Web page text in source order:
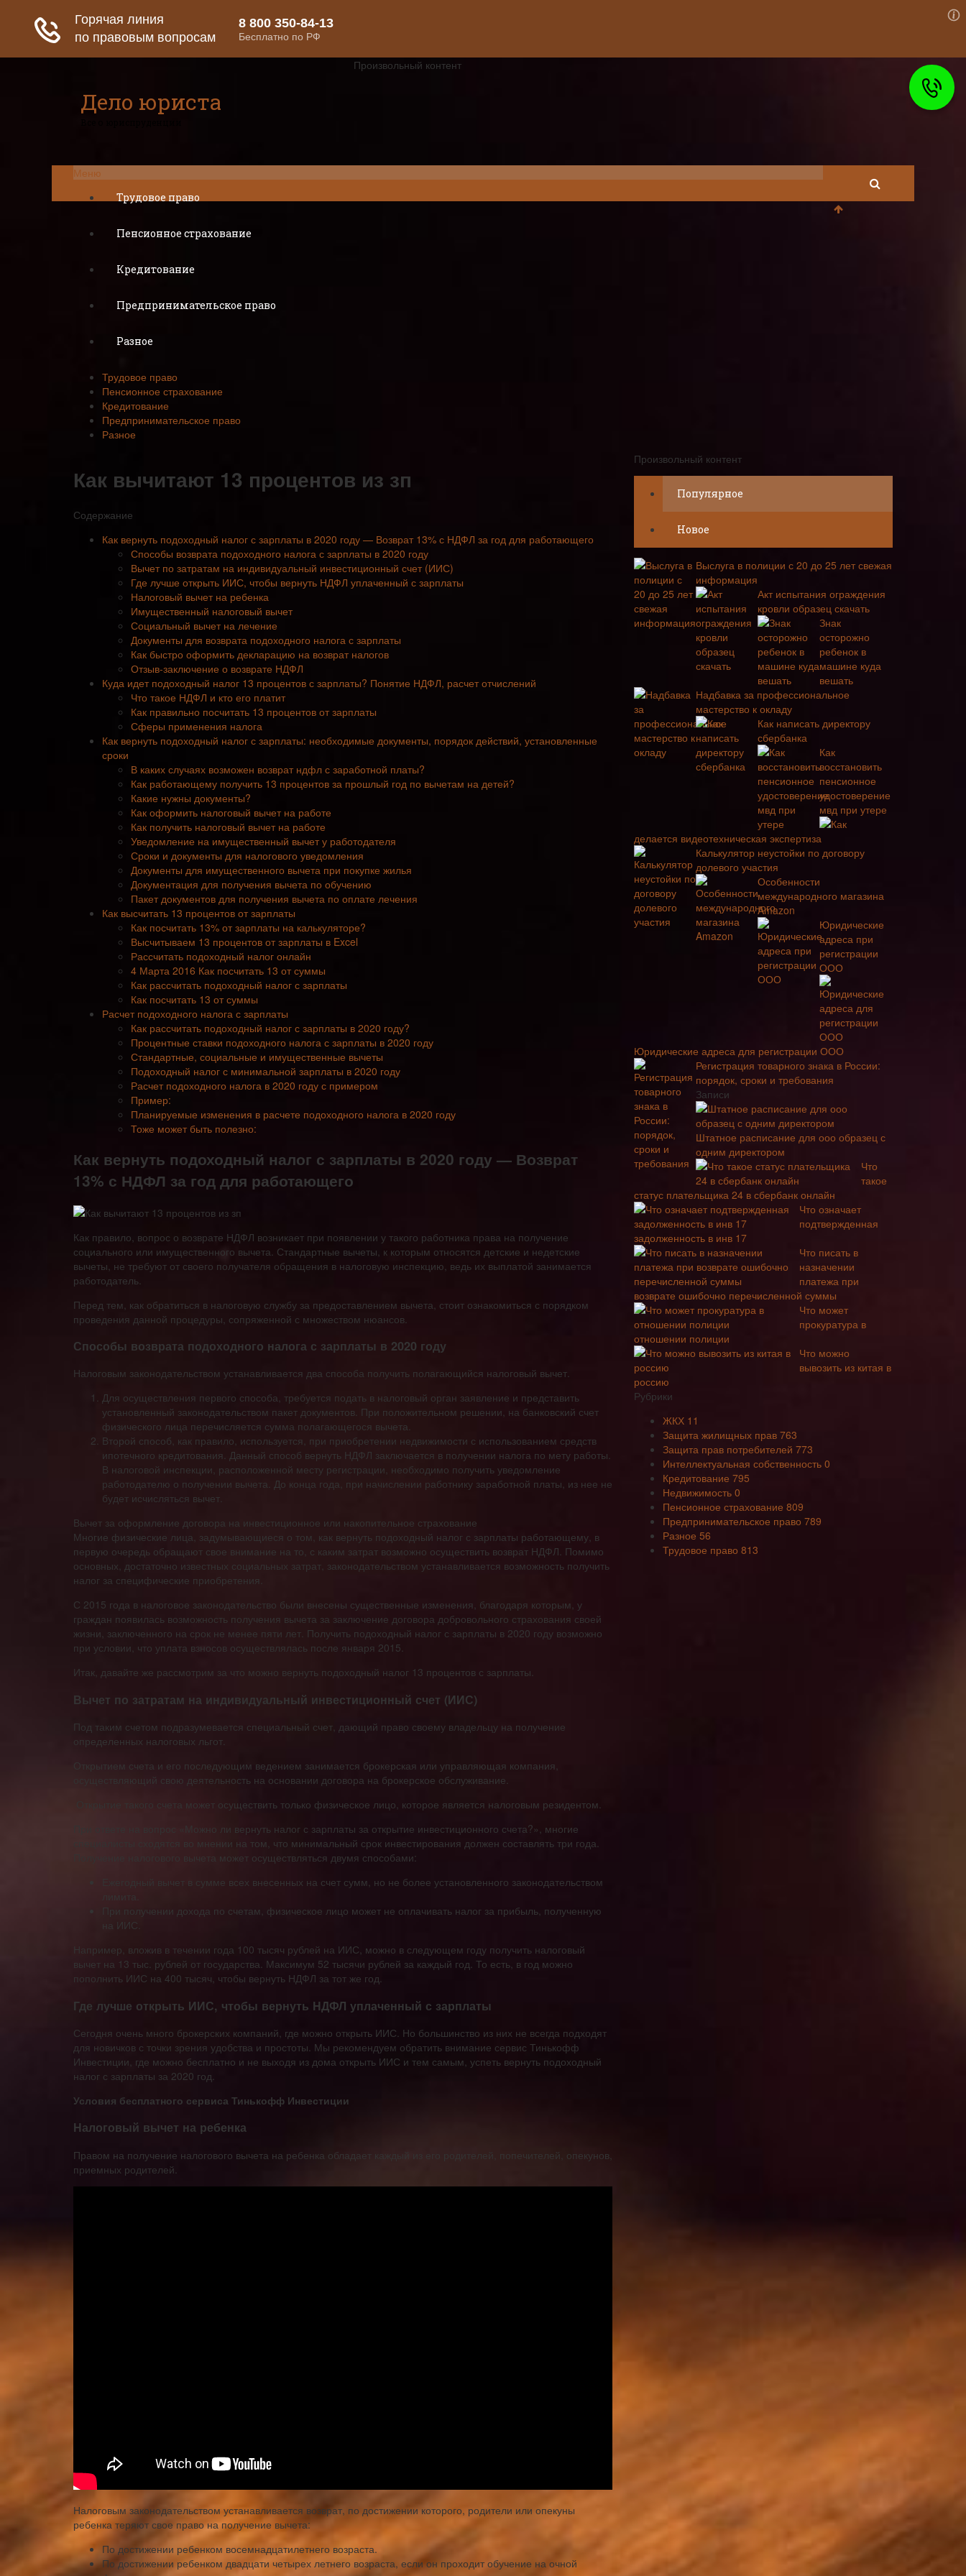
Дело юриста
Произвольный контент
Меню
Трудовое право
Пенсионное страхование
Кредитование
Предпринимательское право
Разное
Трудовое право
Пенсионное страхование
Кредитование
Предпринимательское право
Разное
Как вычитают 13 процентов из зп
Содержание
Как вернуть подоходный налог с зарплаты в 2020 году — Возврат 13% с НДФЛ за год для работающего
Способы возврата подоходного налога с зарплаты в 2020 году
Вычет по затратам на индивидуальный инвестиционный счет (ИИС)
Где лучше открыть ИИС, чтобы вернуть НДФЛ уплаченный с зарплаты
Налоговый вычет на ребенка
Имущественный налоговый вычет
Социальный вычет на лечение
Документы для возврата подоходного налога с зарплаты
Как быстро оформить декларацию на возврат налогов
Отзыв-заключение о возврате НДФЛ
Куда идет подоходный налог 13 процентов с зарплаты? Понятие НДФЛ, расчет отчислений
Что такое НДФЛ и кто его платит
Как правильно посчитать 13 процентов от зарплаты
Сферы применения налога
Как вернуть подоходный налог с зарплаты: необходимые документы, порядок действий, установленные
сроки
В каких случаях возможен возврат ндфл с заработной платы?
Как работающему получить 13 процентов за прошлый год по вычетам на детей?
Какие нужны документы?
Как оформить налоговый вычет на работе
Как получить налоговый вычет на работе
Уведомление на имущественный вычет у работодателя
Сроки и документы для налогового уведомления
Документы для имущественного вычета при покупке жилья
Документация для получения вычета по обучению
Пакет документов для получения вычета по оплате лечения
Как высчитать 13 процентов от зарплаты
Как посчитать 13% от зарплаты на калькуляторе?
Высчитываем 13 процентов от зарплаты в Excel
Рассчитать подоходный налог онлайн
4 Марта 2016 Как посчитать 13 от суммы
Как рассчитать подоходный налог с зарплаты
Как посчитать 13 от суммы
Расчет подоходного налога с зарплаты
Как рассчитать подоходный налог с зарплаты в 2020 году?
Процентные ставки подоходного налога с зарплаты в 2020 году
Стандартные, социальные и имущественные вычеты
Подоходный налог с минимальной зарплаты в 2020 году
Расчет подоходного налога в 2020 году с примером
Пример:
Планируемые изменения в расчете подоходного налога в 2020 году
Тоже может быть полезно:
Как вернуть подоходный налог с зарплаты в 2020 году — Возврат
13% с НДФЛ за год для работающего
Как правило, вопрос о возврате НДФЛ возникает при появлении у такого работника права на получение
социального или имущественного вычета. Стандартные вычеты, к которым относятся детские и недетские
вычеты, не требуют от своего получателя обращения в налоговую инспекцию, ведь их выплатой занимается
работодатель.
Перед тем, как обратиться в налоговую службу за предоставлением вычета, стоит ознакомиться с порядком
проведения данной процедуры, сопряженной с множеством нюансов.
Способы возврата подоходного налога с зарплаты в 2020 году
Налоговым законодательством устанавливается два способа получить полагающийся налоговый вычет.
Для осуществления первого способа, требуется подать в налоговый орган заявление и представить
установленный законодательством пакет документов. При положительном решении, на банковский счет
физического лица перечисляется сумма полагающегося вычета.
Второй способ, как правило, используется, при приобретении недвижимости с использованием средств
ипотечного кредитования. Данный способ вернуть НДФЛ заключается в получении налога по мету работы.
В налоговой инспекции, расположенной месту регистрации, необходимо получить уведомление
работодателю о получении вычета. До конца года, при начислении работнику заработной платы, из нее не
будет исчисляться вычет.
Вычет за оформление договора на инвестиционное или накопительное страхование
Многие физические лица, задумывающиеся о том, как вернуть подоходный налог с зарплаты работающему, в
первую очередь обращают свое внимание на то, с каким затрат возможно осуществить возврат НДФЛ. Помимо
основных, достаточно известных социальных затрат, законодательством устанавливается возможность получить
налог за специфические приобретения.
С 2015 года в налоговое законодательство были внесены существенные изменения, благодаря которым, у
граждан появилась возможность получения вычета за заключение договора добровольного страхования своей
жизни, заключенного на срок не менее пяти лет. Получить подоходный налог с зарплаты в 2020 году возможно
при условии, что уплата взносов осуществлялась после января 2015.
Итак, давайте же рассмотрим за что можно вернуть подоходный налог 13 процентов с зарплаты.
Вычет по затратам на индивидуальный инвестиционный счет (ИИС)
Под таким счетом подразумевается специальный счет, дающий право своему владельцу на получение
определенных налоговых льгот.
Открытием счета и его последующим ведением занимается брокерская или управляющая компания,
осуществляющий свою деятельность на основании договора на брокерское обслуживание.
Открытие такого счета может осуществить только физическое лицо, которое является налоговым резидентом.
При ответе на вопрос «Можно ли вернуть налог с зарплаты за открытие инвестиционного счета?», многие
специалисты сходятся во мнении на том, что минимальный срок инвестирования должен составлять три года.
Получение налогового вычета может осуществляться двумя способами:
Ежегодный вычет в сумме всех внесенных на счет сумм, но не более установленного законодательством
При получении дохода по счетам, физическое лицо может не оплачивать налог за прибыль, полученную
на ИИС.
Например, вложив в течении года 100 тысяч рублей на ИИС, можно в следующем году получить налоговый
вычет на 13 тыс. рублей от государства. Максимум 52 тысячи рублей за каждый год. То есть, в год можно
пополнить ИИС на 400 тысяч, чтобы вернуть НДФЛ за тот же год.
Где лучше открыть ИИС, чтобы вернуть НДФЛ уплаченный с зарплаты
Сегодня очень много брокерских компаний, где можно открыть ИИС. Но большинство из них не всегда подходят
для новичков с точки зрения удобства и простоты. Мы рекомендуем обратить внимание сервис Тинькофф
Инвестиции, где можно бесплатно и не выходя из дома открыть ИИС и тем самым, успеть вернуть подоходный
налог с зарплаты за 2020 год.
Условия бесплатного сервиса Тинькофф Инвестиции
Налоговый вычет на ребенка
Правом на получение налогового вычета на ребенка обладает каждый из его родителей, попечителей, опекунов,
приемных родителей.
Налоговым законодательством устанавливается возврат, по достижении которого, родители или опекуны
ребенка теряют свое право на получение вычета:
По достижении ребенком восемнадцатилетнего возраста.
По достижении ребенком двадцати четырех летнего возраста, если он проходит обучение на очной
Произвольный контент
Популярное
Новое
Выслуга в полиции с 20 до 25 лет свежая
информация
Акт испытания ограждения
кровли образец скачать
Знак
осторожно
ребенок в
машине куда
вешать
Надбавка за профессиональное
мастерство к окладу
Как написать директору
сбербанка
Как
восстановить
пенсионное
удостоверение
мвд при утере
Как
делается видеотехническая экспертиза
Калькулятор неустойки по договору
долевого участия
Особенности
международного магазина
Amazon
Юридические
адреса при
регистрации
ООО
Юридические адреса для регистрации ООО
Регистрация товарного знака в России:
порядок, сроки и требования
Записи
Штатное расписание для ооо образец с
одним директором
Что
такое
статус плательщика 24 в сбербанк онлайн
Что означает
подтвержденная
задолженность в инв 17
Что писать в
назначении
платежа при
возврате ошибочно перечисленной суммы
Что может
прокуратура в
отношении полиции
Что можно
вывозить из китая в
россию
Рубрики
ЖКХ 11
Защита жилищных прав 763
Защита прав потребителей 773
Интеллектуальная собственность 0
Кредитование 795
Недвижимость 0
Пенсионное страхование 809
Предпринимательское право 789
Разное 56
Трудовое право 813